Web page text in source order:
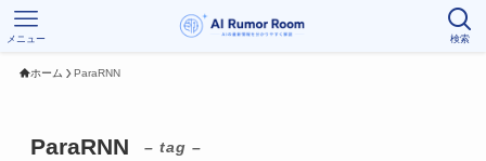
検索
メニュー
ホーム ParaRNN
ParaRNN – tag –